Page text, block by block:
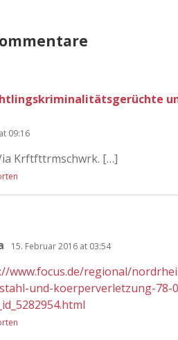
09:16
Krftfttrmschwrk. […]
15. Februar 2016 at 03:54
www.focus.de/regional/
und-koerperverletzung-